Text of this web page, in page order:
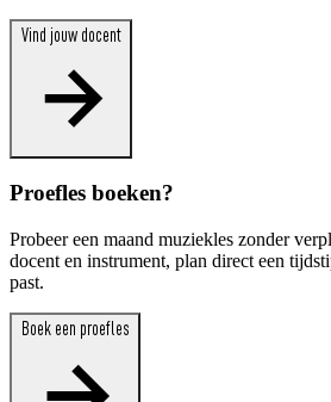
Vind jouw docent
Proefles boeken?
Probeer een maand muziekles zonder
docent en instrument, plan direct een
past.
Boek een proefles